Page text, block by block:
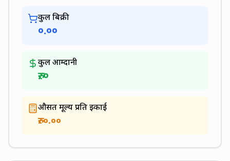
कुल बिक्री
०.००
कुल आम्दानी
रु.०
औसत मूल्य प्रति इकाई
रु. ०.००